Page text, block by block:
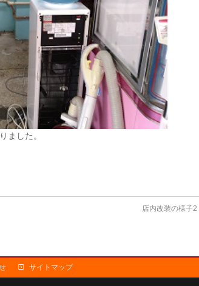
ました。
店内改装の様子2
サイトマップ